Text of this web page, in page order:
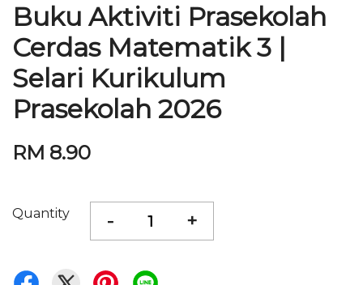
Buku Aktiviti Prasekolah
Cerdas Matematik 3 |
Selari Kurikulum
Prasekolah 2026
RM 8.90
Quantity - +